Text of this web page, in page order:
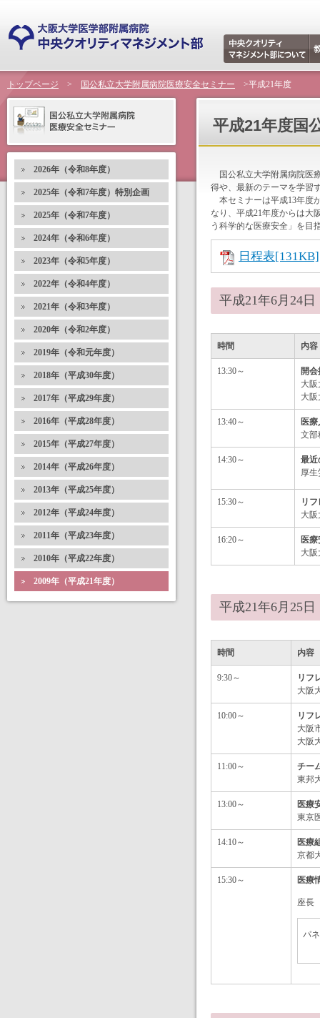
トップページ > 国公私立大学附属病院医療安全セミナー >平成21年度
2026年（令和8年度）
2025年（令和7年度）特別企画
2025年（令和7年度）
2024年（令和6年度）
2023年（令和5年度）
2022年（令和4年度）
2021年（令和3年度）
2020年（令和2年度）
2019年（令和元年度）
2018年（平成30年度）
2017年（平成29年度）
2016年（平成28年度）
2015年（平成27年度）
2014年（平成26年度）
2013年（平成25年度）
2012年（平成24年度）
2011年（平成23年度）
2010年（平成22年度）
2009年（平成21年度）
平成21年度国
国公私立大学附属病院医
得や、最新のテーマを学習
本セミナーは平成13年度
なり、平成21年度からは大
う科学的な医療安全」を目
日程表[131KB]
平成21年6月24日
時間 内容
13:30～
開
大
大
13:40～
医
文
14:30～
最近
厚
15:30～
リ
大
16:20～
医
大
平成21年6月25日
時間 内容
9:30～
リフ
大阪
10:00～
リフ
大阪
大阪
11:00～
チー
東邦
13:00～
医療
東京
14:10～
医療
京都
15:30～ 医療
座長
パ